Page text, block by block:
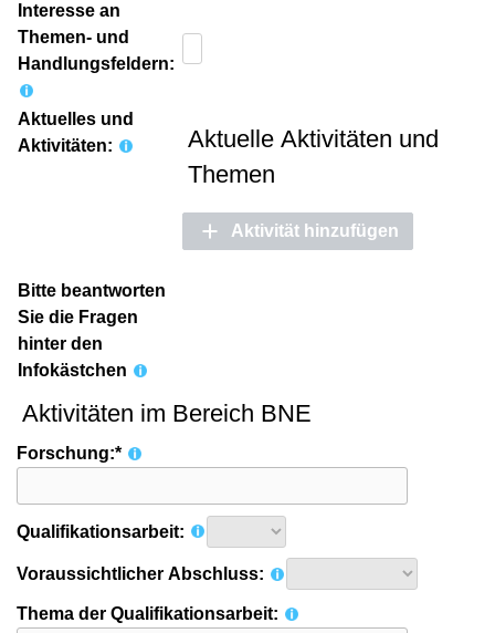
Interesse an
Themen- und
Handlungsfeldern:
Aktuelles und
Aktivitäten:
Aktuelle Aktivitäten und
Themen
Aktivität hinzufügen
Bitte beantworten
Sie die Fragen
hinter den
Infokästchen
Aktivitäten im Bereich BNE
Forschung:*
Qualifikationsarbeit:
Voraussichtlicher Abschluss:
Thema der Qualifikationsarbeit: